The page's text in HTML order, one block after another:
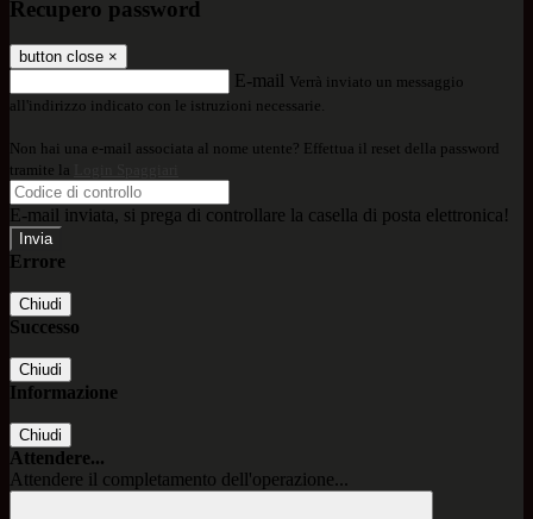
Recupero password
button close ×
E-mail Verrà inviato un messaggio
all'indirizzo indicato con le istruzioni necessarie.
Non hai una e-mail associata al nome utente? Effettua il reset della password
tramite la
E-mail inviata, si prega di controllare la casella di posta elettronica!
Errore
Chiudi
Successo
Chiudi
Informazione
Chiudi
Attendere...
Attendere il completamento dell'operazione...